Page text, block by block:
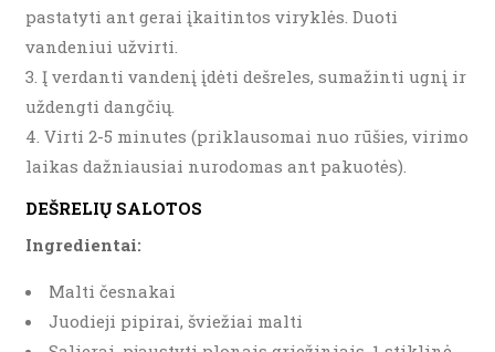
pastatyti ant gerai įkaitintos viryklės. Duoti
vandeniui užvirti.
Į verdanti vandenį įdėti dešreles, sumažinti ugnį ir
uždengti dangčių.
Virti 2-5 minutes (priklausomai nuo rūšies, virimo
laikas dažniausiai nurodomas ant pakuotės).
DEŠRELIŲ SALOTOS
Ingredientai:
Malti česnakai
Juodieji pipirai, šviežiai malti